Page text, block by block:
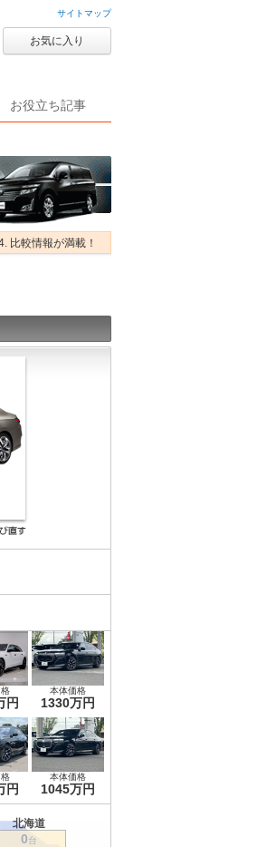
サイトマップ
お気に入り
お役立ち記事
比較情報が満載！
円
本体価格
1330万円
円
本体価格
1045万円
北海道
0台